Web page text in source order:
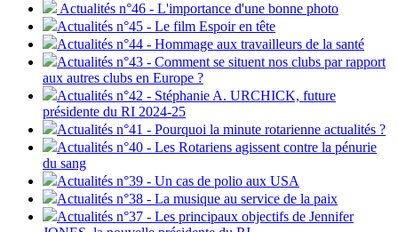
Actualités n°46 - L'importance d'une bonne photo
Actualités n°45 - Le film Espoir en tête
Actualités n°44 - Hommage aux travailleurs de la santé
Actualités n°43 - Comment se situent nos clubs par rapport
aux autres clubs en Europe ?
Actualités n°42 - Stéphanie A. URCHICK, future
présidente du RI 2024-25
Actualités n°41 - Pourquoi la minute rotarienne actualités ?
Actualités n°40 - Les Rotariens agissent contre la pénurie
du sang
Actualités n°39 - Un cas de polio aux USA
Actualités n°38 - La musique au service de la paix
Actualités n°37 - Les principaux objectifs de Jennifer